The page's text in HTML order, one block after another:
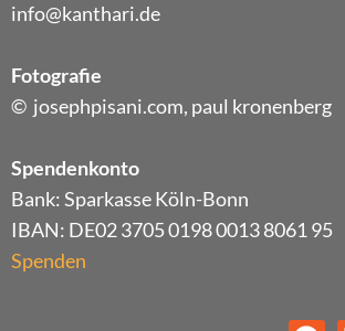
info@kanthari.de
Fotografie
© josephpisani.com, paul kronenberg
Spendenkonto
Bank: Sparkasse Köln-Bonn
IBAN: DE02 3705 0198 0013 8061 95
Spenden